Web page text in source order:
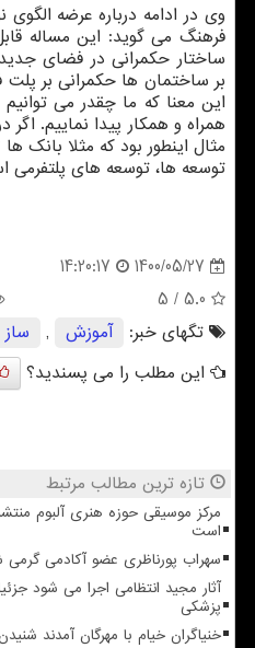
وی در ادامه درباره عرضه الگوی
فرهنگ می گوید: این مساله
ساختار حکمرانی در فضای
بر ساختمان ها حکمرانی بر
این معنا که ما چقدر می
همراه و همکار پیدا نماییم.
مثال اینطور بود که مثلا بانک
توسعه ها، توسعه های پلتفرمی
1400/05/27
14:20:17
5.0
/ 5
تگهای خبر:
آموزش , ساز
این مطلب را می پسندید؟
تازه ترین مطالب مرتبط
مرکز موسیقی حوزه هنری آلبوم
است
سهراب پورناظری عضو آکادمی گرمی
آثار مجید انتظامی اجرا می شود
پزشکی
خنیاگران خیام با مهرگان آمدند